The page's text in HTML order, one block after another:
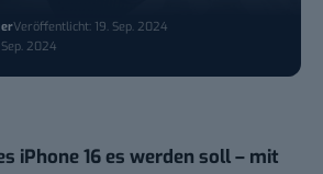
Veröffentlicht: 19. Sep. 2024
2024
iPhone 16 es werden soll – mit